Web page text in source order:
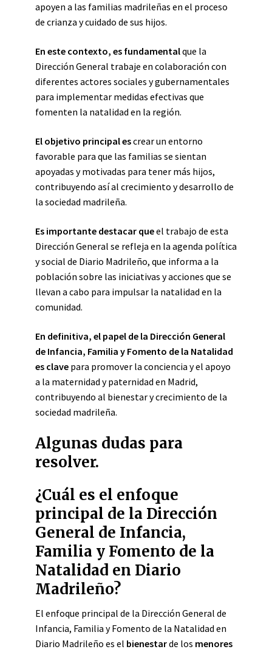
apoyen a las familias madrileñas en el proceso
de crianza y cuidado de sus hijos.
En este contexto, es fundamentalque la
Dirección General trabaje en colaboración con
diferentes actores sociales y gubernamentales
para implementar medidas efectivas que
fomenten la natalidad en la región.
El objetivo principal escrear un entorno
favorable para que las familias se sientan
apoyadas y motivadas para tener más hijos,
contribuyendo así al crecimiento y desarrollo de
la sociedad madrileña.
Es importante destacar queel trabajo de esta
Dirección General se refleja en la agenda política
y social de Diario Madrileño, que informa a la
población sobre las iniciativas y acciones que se
llevan a cabo para impulsar la natalidad en la
comunidad.
En definitiva, el papel de la Dirección General
de Infancia, Familia y Fomento de la Natalidad
es clave para promover la conciencia y el apoyo
a la maternidad y paternidad en Madrid,
contribuyendo al bienestar y crecimiento de la
sociedad madrileña.
Algunas dudas para
resolver.
¿Cuál es el enfoque
principal de la Dirección
General de Infancia,
Familia y Fomento de la
Natalidad en Diario
Madrileño?
El enfoque principal de la Dirección General de
Infancia, Familia y Fomento de la Natalidad en
Diario Madrileño es el bienestarde los menores